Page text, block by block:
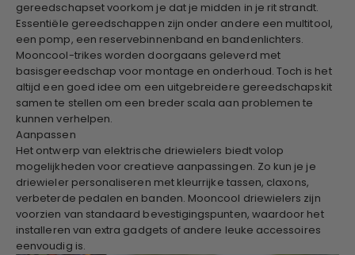
gereedschapset voorkom je dat je midden in je rit strandt.
Essentiële gereedschappen zijn onder andere een multitool,
een pomp, een reservebinnenband en bandenlichters.
Mooncool-trikes worden doorgaans geleverd met
basisgereedschap voor montage en onderhoud. Toch is het
altijd een goed idee om een ​​uitgebreidere gereedschapskit
samen te stellen om een ​​breder scala aan problemen te
kunnen verhelpen.
Aanpassen
Het ontwerp van elektrische driewielers biedt volop
mogelijkheden voor creatieve aanpassingen. Zo kun je je
driewieler personaliseren met kleurrijke tassen, claxons,
verbeterde pedalen en banden. Mooncool driewielers zijn
voorzien van standaard bevestigingspunten, waardoor het
installeren van extra gadgets of andere leuke accessoires
eenvoudig is.